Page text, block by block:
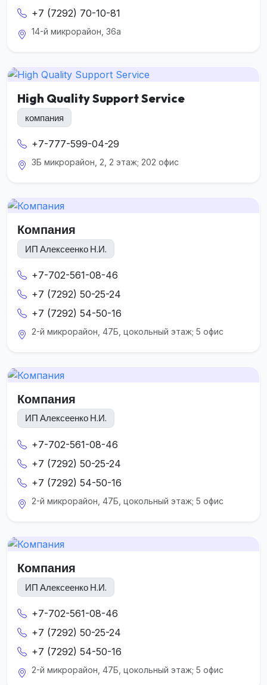
+7 (7292) 70-10-81
14-й микрорайон, 36а
High Quality Support Service
компания
+7-777-599-04-29
3Б микрорайон, 2, 2 этаж; 202 офис
Компания
ИП Алексеенко Н.И.
+7-702-561-08-46
+7 (7292) 50-25-24
+7 (7292) 54-50-16
2-й микрорайон, 47Б, цокольный этаж; 5 офис
Компания
ИП Алексеенко Н.И.
+7-702-561-08-46
+7 (7292) 50-25-24
+7 (7292) 54-50-16
2-й микрорайон, 47Б, цокольный этаж; 5 офис
Компания
ИП Алексеенко Н.И.
+7-702-561-08-46
+7 (7292) 50-25-24
+7 (7292) 54-50-16
2-й микрорайон, 47Б, цокольный этаж; 5 офис